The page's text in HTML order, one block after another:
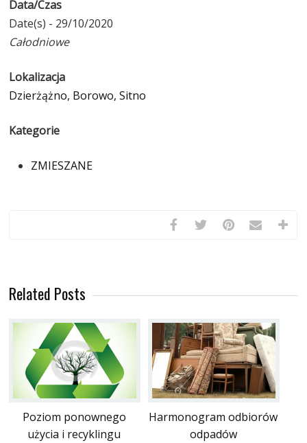
Data/Czas
Date(s) - 29/10/2020
Całodniowe
Lokalizacja
Dzierżążno, Borowo, Sitno
Kategorie
ZMIESZANE
Related Posts
Poziom ponownego
użycia i recyklingu
Harmonogram odbiorów
odpadów